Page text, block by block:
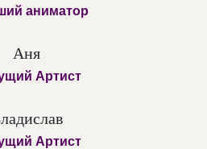
аниматор
Аня
Артист
Артист